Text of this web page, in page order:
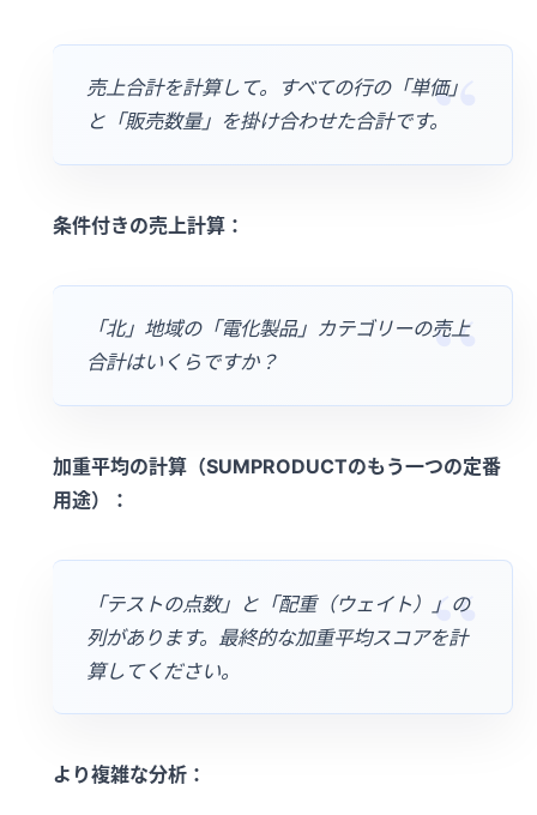
売上合計を計算して。すべての行の「単価」
と「販売数量」を掛け合わせた合計です。
条件付きの売上計算：
「北」地域の「電化製品」カテゴリーの売上
合計はいくらですか？
加重平均の計算（SUMPRODUCTのもう一つの定番
用途）：
「テストの点数」と「配重（ウェイト）」の
列があります。最終的な加重平均スコアを計
算してください。
より複雑な分析：